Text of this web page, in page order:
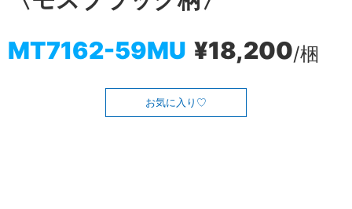
MT7162-59MU ¥18,200/梱
お気に入り